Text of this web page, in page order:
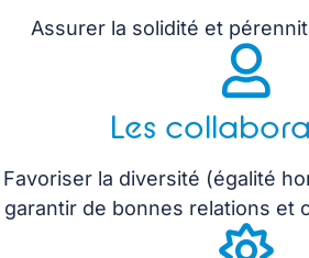
Assurer la solidité et
Les
Favoriser la diversité (égalité
garantir de bonnes relations et